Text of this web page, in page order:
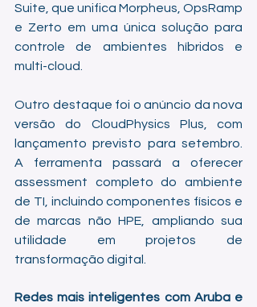
Suite, que unifica Morpheus, OpsRamp
e Zerto em uma única solução para
controle de ambientes híbridos e
multi-cloud.
Outro destaque foi o anúncio da nova
versão do CloudPhysics Plus, com
lançamento previsto para setembro.
A ferramenta passará a oferecer
assessment completo do ambiente
de TI, incluindo componentes físicos e
de marcas não HPE, ampliando sua
utilidade em projetos de
transformação digital.
Redes mais inteligentes com Aruba e